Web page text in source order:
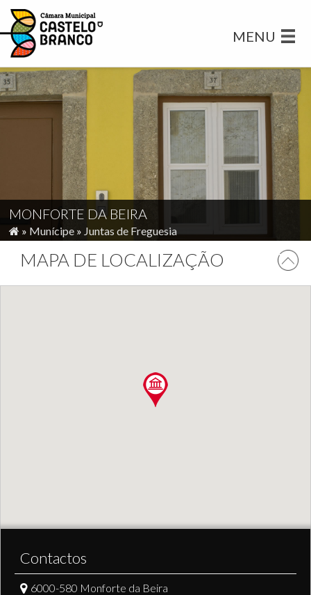
MENU
MONFORTE DA BEIRA
» Munícipe » Juntas de Freguesia
MAPA DE LOCALIZAÇÃO
Contactos
6000-580 Monforte da Beira